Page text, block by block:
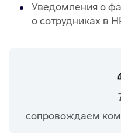
Уведомления о
о сотрудниках в
сопровождаем